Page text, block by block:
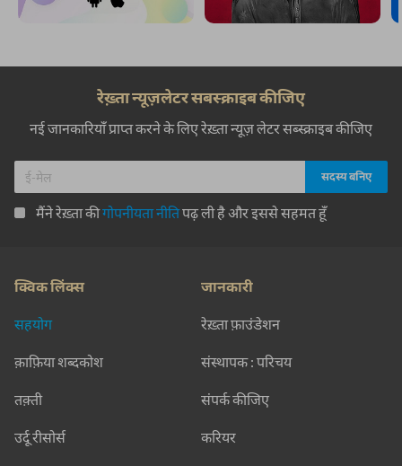
रेख़्ता न्यूज़लेटर सबस्क्राइब कीजिए
नई जानकारियाँ प्राप्त करने के लिए रेख़्ता न्यूज़ लेटर सब्स्क्राइब कीजिए
मैंने रेख़्ता कीगोपनीयता नीतिपढ़ ली है और इससे सहमत हूँ
क्विक लिंक्स
सहयोग
क़ाफ़िया शब्दकोश
तक़्ती
उर्दू रीसोर्स
जानकारी
रेख़्ता फ़ाउंडेशन
संस्थापक : परिचय
संपर्क कीजिए
करियर